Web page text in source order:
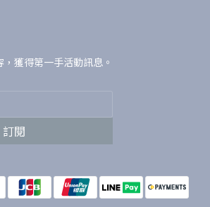
獲得第一手活動訊息。
訂閱